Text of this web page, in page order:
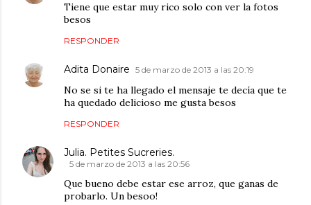
Tiene que estar muy rico solo con ver la fotos
besos
RESPONDER
Adita Donaire 5 de marzo de 2013 a las 20:19
No se si te ha llegado el mensaje te decía que te
ha quedado delicioso me gusta besos
RESPONDER
Julia. Petites Sucreries.
5 de marzo de 2013 a las 20:56
Que bueno debe estar ese arroz, que ganas de
probarlo. Un besoo!